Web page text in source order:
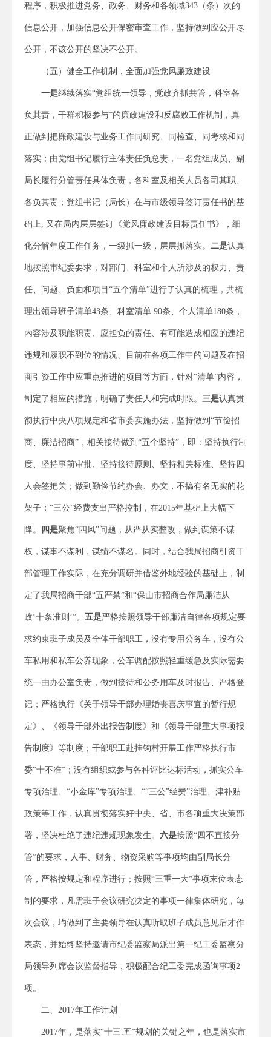
程序，积极推进党务、政务、财务和各领域343（条）次的
信息公开，加强信息公开保密审查工作，坚持做到应公开尽
公开，不该公开的坚决不公开。
（五）健全工作机制，全面加强党风廉政建设
一是继续落实“党组统一领导，党政齐抓共管，科室各
负其责，干群积极参与”的廉政建设和反腐败工作机制，真
正做到把廉政建设与业务工作同研究、同检查、同考核和同
落实；由党组书记履行主体责任负总责，一名党组成员、副
局长履行分管责任具体负责，各科室及相关人员各司其职、
各负其责；党组书记（局长）在与市级领导签订责任书的基
础上, 又在局内层层签订《党风廉政建设目标责任书》，细
化分解年度工作任务，一级抓一级，层层抓落实。 二是认真
地按照市纪委要求，对部门、科室和个人所涉及的权力、责
任、问题、负面和项目“五个清单”进行了认真的梳理，共梳
理出领导班子清单43条、科室清单 90条、个人清单180条，
内容涉及职能职责、应担负的责任、有可能造成相应的违纪
违规和履职不到位的情况、目前在各项工作中的问题及在招
商引资工作中应重点推进的项目等方面，针对“清单”内容，
制定了相应的措施，明确了责任人和完成时限。 三是认真贯
彻执行中央八项规定和省市委实施办法，坚持做到“节俭招
商、廉洁招商”，相关接待做到“五个坚持”，即：坚持执行制
度、坚持事前审批、坚持接待原则、坚持相关标准、坚持四
人会签把关；做到勤俭节约办会、办文，不搞有名无实的花
架子；“三公”经费支出严格控制，在2015年基础上大幅下
降。 四是聚焦“四风”问题，从严从实整改，做到谋策不谋
权，谋事不谋利，谋绩不谋名。同时，结合我局招商引资干
部管理工作实际，在充分调研并借鉴外地经验的基础上，制
定了我局招商干部“五严禁”和“保山市招商合作局廉洁从
政‘十条准则’”。 五是严格按照领导干部廉洁自律各项规定要
求约束班子成员及全体干部职工，没有专用公务车，没有公
车私用和私车公养现象，公车调配按照轻重缓急及实际需要
统一由办公室负责，做到接待和公务用车及时报告、严格登
记；严格执行《关于领导干部办理婚丧喜庆事宜的暂行规
定》、《领导干部外出报告制度》和《领导干部重大事项报
告制度》等制度；干部职工赴挂钩村开展工作严格执行市
委“十不准”；没有组织或参与各种评比达标活动，抓实公车
专项治理、“小金库”专项治理、““三公”经费”治理、津补贴
政策等工作，认真贯彻落实好中央、省、市各项重大决策部
署，坚决杜绝了违纪违规现象发生。 六是按照“四不直接分
管”的要求，人事、财务、物资采购等事项均由副局长分
管，严格按规定和程序进行；按照“三重一大”事项末位表态
制的要求，凡需班子会议研究决定的事项一律集体研究，每
次会议，均做到了主要领导在认真听取班子成员意见后才作
表态，并始终坚持邀请市纪委监察局派出第一纪工委监察分
局领导列席会议监督指导，积极配合纪工委完成函询事项2
项。
二、2017年工作计划
2017年，是落实“十三.五”规划的关键之年，也是落实市